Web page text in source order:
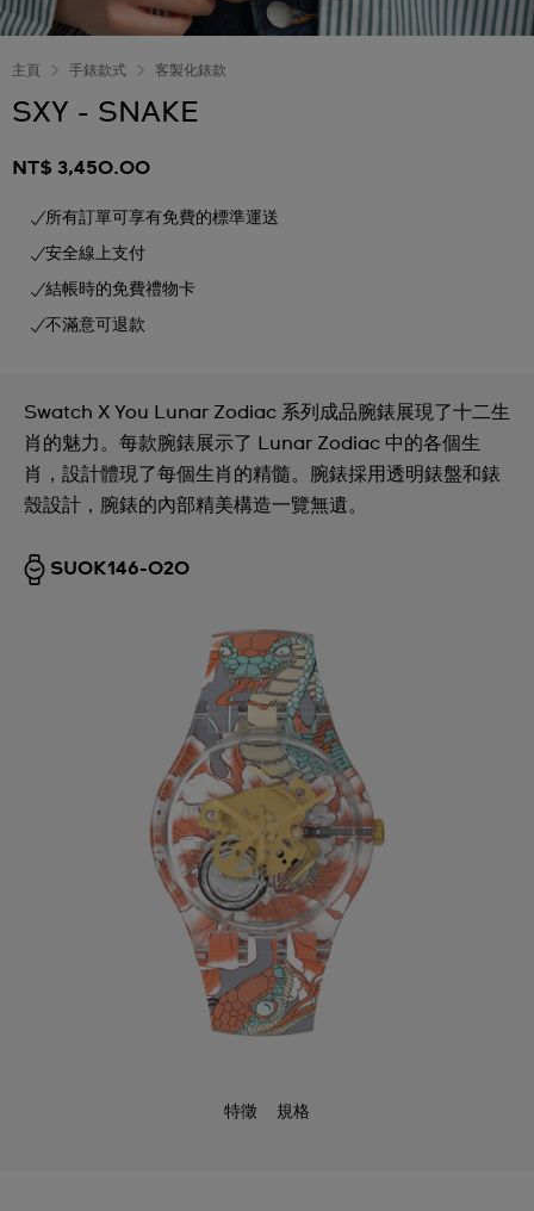
主頁 手錶款式 客製化錶款
SXY - SNAKE
NT$ 3,450.00
所有訂單可享有免費的標準運送
安全線上支付
結帳時的免費禮物卡
不滿意可退款
Swatch X You Lunar Zodiac 系列成品腕錶展現了十二生
肖的魅力。每款腕錶展示了 Lunar Zodiac 中的各個生
肖，設計體現了每個生肖的精髓。腕錶採用透明錶盤和錶
殼設計，腕錶的內部精美構造一覽無遺。
SUOK146-020
特徵 規格